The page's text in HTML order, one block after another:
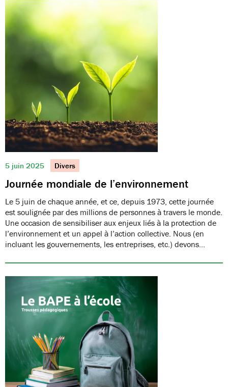
5 juin 2025 Divers
Journée mondiale de l’environnement
Le 5 juin de chaque année, et ce, depuis 1973, cette journée
est soulignée par des millions de personnes à travers le monde.
Une occasion de sensibiliser aux enjeux liés à la protection de
l’environnement et un appel à l’action collective. Nous (en
incluant les gouvernements, les entreprises, etc.) devons…